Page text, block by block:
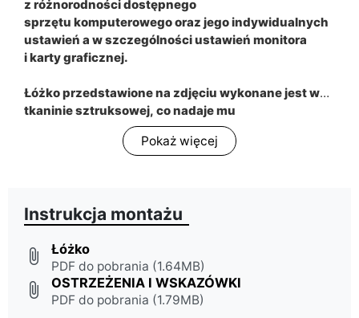
z różnorodności dostępnego
sprzętu komputerowego oraz jego indywidualnych
ustawień a w szczególności ustawień monitora
i karty graficznej.
Łóżko przedstawione na zdjęciu wykonane jest w
tkaninie sztruksowej, co nadaje mu
charakterystyczną fakturę, bez żadnych pikowań
czy przeszyć. Jeśli klient wybierze gładką tkaninę
Pokaż więcej
Instrukcja montażu
attach_file Łóżko
PDF do pobrania (1.64MB)
attach_file OSTRZEŻENIA I WSKAZÓWKI
PDF do pobrania (1.79MB)